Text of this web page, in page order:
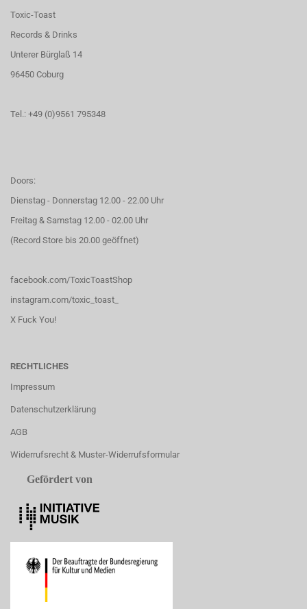
Toxic-Toast
Records & Drinks
Unterer Bürglaß 14
96450 Coburg
Tel.: +49 (0)9561 795348
Doors:
Dienstag - Donnerstag 12.00 - 22.00 Uhr
Freitag & Samstag 12.00 - 02.00 Uhr
(Record Store bis 20.00 geöffnet)
facebook.com/ToxicToastShop
instagram.com/toxic_toast_
X Fuck You!
RECHTLICHES
Impressum
Datenschutzerklärung
AGB
Widerrufsrecht & Muster-Widerrufsformular
Gefördert von